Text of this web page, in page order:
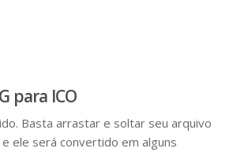
para ICO
Basta arrastar e soltar seu arquivo
ele será convertido em alguns